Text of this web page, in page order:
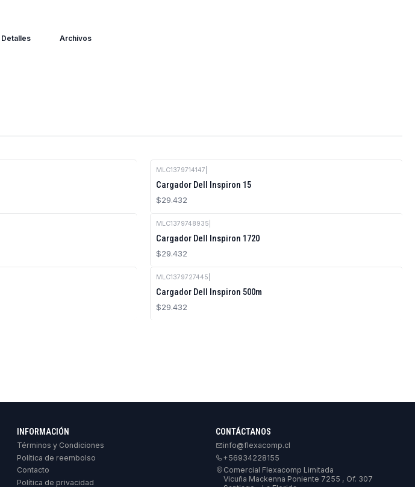
Detalles Archivos
MLC1379714147
Cargador Dell Inspiron 15
$29.432
MLC1379748935
Cargador Dell Inspiron 1720
$29.432
MLC1379727445
Cargador Dell Inspiron 500m
$29.432
INFORMACIÓN
Términos y Condiciones
Política de reembolso
Contacto
Política de privacidad
CONTÁCTANOS
info@flexacomp.cl
+56934228155
Comercial Flexacomp Limitada
Vicuña Mackenna Poniente 7255 , Of. 307